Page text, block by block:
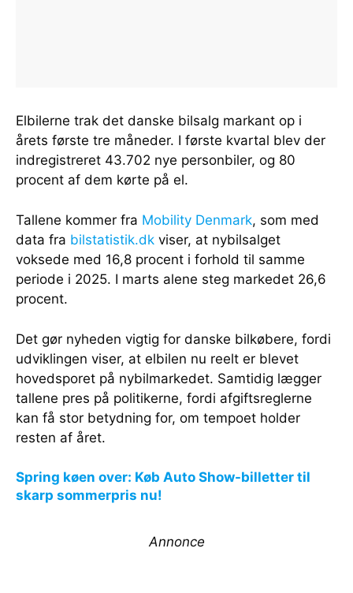
Elbilerne trak det danske bilsalg markant op i
årets første tre måneder. I første kvartal blev der
indregistreret 43.702 nye personbiler, og 80
procent af dem kørte på el.
Tallene kommer fra Mobility Denmark, som med
data fra bilstatistik.dk viser, at nybilsalget
voksede med 16,8 procent i forhold til samme
periode i 2025. I marts alene steg markedet 26,6
procent.
Det gør nyheden vigtig for danske bilkøbere, fordi
udviklingen viser, at elbilen nu reelt er blevet
hovedsporet på nybilmarkedet. Samtidig lægger
tallene pres på politikerne, fordi afgiftsreglerne
kan få stor betydning for, om tempoet holder
resten af året.
Spring køen over: Køb Auto Show-billetter til
skarp sommerpris nu!
Annonce